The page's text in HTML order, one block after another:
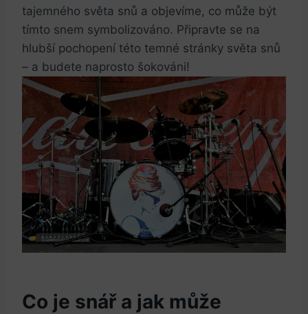
tajemného světa snů a objevíme, co může být
tímto snem symbolizováno. Připravte se na
hlubší pochopení této temné ⁤stránky světa snů
– a budete ‌naprosto šokováni!
Co je snář a⁤ jak může